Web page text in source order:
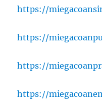
https://
https://
https://
https://